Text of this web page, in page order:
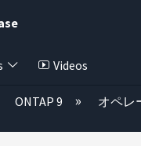
Videos
/折りたたむ
ONTAP 9 オペレ